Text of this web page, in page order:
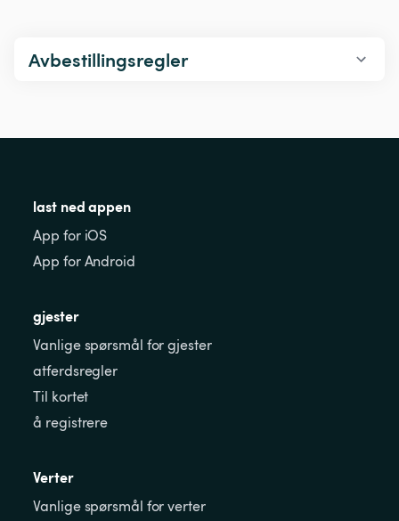
Avbestillingsregler
last ned appen
App for iOS
App for Android
gjester
Vanlige spørsmål for gjester
atferdsregler
Til kortet
å registrere
Verter
Vanlige spørsmål for verter